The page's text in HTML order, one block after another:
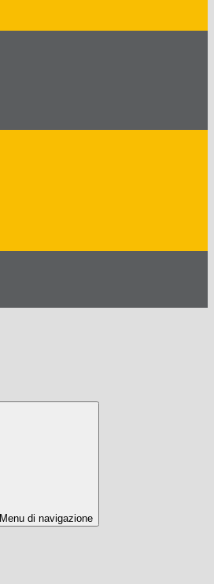
Menu di navigazione